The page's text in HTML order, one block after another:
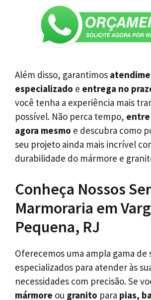
Além disso, garantimos
especializado e entrega no
você tenha a experiência mais
possível. Não perca tempo,
agora mesmo e descubra como
seu projeto ainda mais incrível
durabilidade do mármore e
Conheça Nossos
Marmoraria em
Pequena, RJ
Oferecemos uma ampla gama de
especializados para atender às
necessidades com precisão. Se
mármore ou granito para pias,